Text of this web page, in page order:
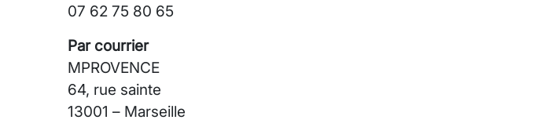
07 62 75 80 65
Par courrier
MPROVENCE
64, rue sainte
13001 – Marseille